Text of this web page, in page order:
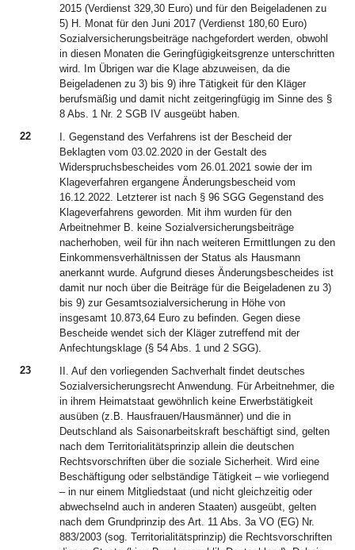
2015 (Verdienst 329,30 Euro) und für den Beigeladenen zu
5) H. Monat für den Juni 2017 (Verdienst 180,60 Euro)
Sozialversicherungsbeiträge nachgefordert werden, obwohl
in diesen Monaten die Geringfügigkeitsgrenze unterschritten
wird. Im Übrigen war die Klage abzuweisen, da die
Beigeladenen zu 3) bis 9) ihre Tätigkeit für den Kläger
berufsmäßig und damit nicht zeitgeringfügig im Sinne des §
8 Abs. 1 Nr. 2 SGB IV ausgeübt haben.
22
I. Gegenstand des Verfahrens ist der Bescheid der
Beklagten vom 03.02.2020 in der Gestalt des
Widerspruchsbescheides vom 26.01.2021 sowie der im
Klageverfahren ergangene Änderungsbescheid vom
16.12.2022. Letzterer ist nach § 96 SGG Gegenstand des
Klageverfahrens geworden. Mit ihm wurden für den
Arbeitnehmer B. keine Sozialversicherungsbeiträge
nacherhoben, weil für ihn nach weiteren Ermittlungen zu den
Einkommensverhältnissen der Status als Hausmann
anerkannt wurde. Aufgrund dieses Änderungsbescheides ist
damit nur noch über die Beiträge für die Beigeladenen zu 3)
bis 9) zur Gesamtsozialversicherung in Höhe von
insgesamt 10.873,64 Euro zu befinden. Gegen diese
Bescheide wendet sich der Kläger zutreffend mit der
Anfechtungsklage (§ 54 Abs. 1 und 2 SGG).
23
II. Auf den vorliegenden Sachverhalt findet deutsches
Sozialversicherungsrecht Anwendung. Für Arbeitnehmer, die
in ihrem Heimatstaat gewöhnlich keine Erwerbstätigkeit
ausüben (z.B. Hausfrauen/Hausmänner) und die in
Deutschland als Saisonarbeitskraft beschäftigt sind, gelten
nach dem Territorialitätsprinzip allein die deutschen
Rechtsvorschriften über die soziale Sicherheit. Wird eine
Beschäftigung oder selbständige Tätigkeit – wie vorliegend
– in nur einem Mitgliedstaat (und nicht gleichzeitig oder
abwechselnd auch in anderen Staaten) ausgeübt, gelten
nach dem Grundprinzip des Art. 11 Abs. 3a VO (EG) Nr.
883/2003 (sog. Territorialitätsprinzip) die Rechtsvorschriften